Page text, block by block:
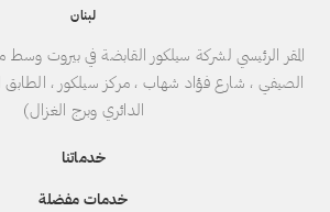
لبنان
الصيفي ، شارع فؤاد شهاب ، مركز سيلكور ،
الدائري وبرج الغزال)
خدماتنا
خدمات مفضلة